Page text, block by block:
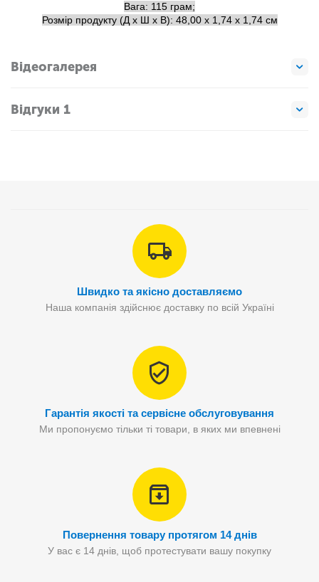
Вага: 115 грам;
Розмір продукту (Д х Ш х В): 48,00 х 1,74 х 1,74 см
Відеогалерея
Відгуки 1
Швидко та якісно доставляємо
Наша компанія здійснює доставку по всій Україні
Гарантія якості та сервісне обслуговування
Ми пропонуємо тільки ті товари, в яких ми впевнені
Повернення товару протягом 14 днів
У вас є 14 днів, щоб протестувати вашу покупку